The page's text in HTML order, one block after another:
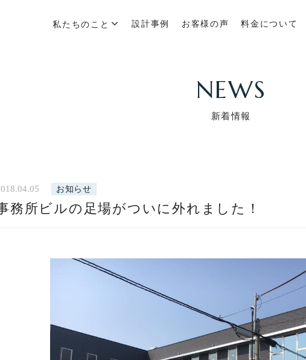
私たちのこと 設計事例 お客様の声 料金について
NEWS
新着情報
お知らせ
務所ビルの足場がついに外れました！
ホーム
私たちのこと